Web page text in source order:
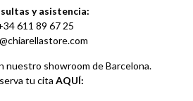
y asistencia:
611 89 67 25
nuestro showroom de Barcelona.
tu cita AQUÍ: